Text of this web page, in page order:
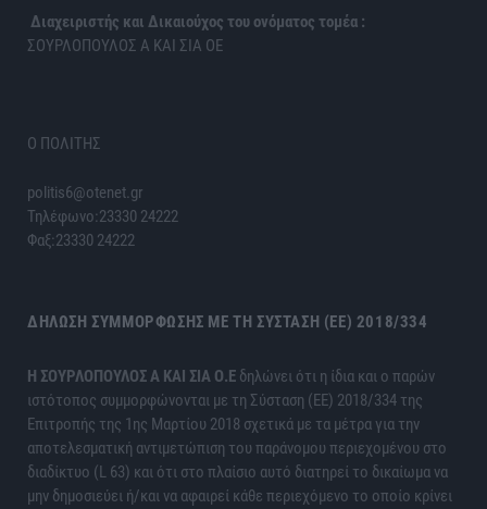
Διαχειριστής και Δικαιούχος του ονόματος τομέα :
ΣΟΥΡΛΟΠΟΥΛΟΣ Α ΚΑΙ ΣΙΑ ΟΕ
Ο ΠΟΛΙΤΗΣ
politis6@otenet.gr
Τηλέφωνο:23330 24222
Φαξ:23330 24222
ΔΉΛΩΣΗ ΣΥΜΜΌΡΦΩΣΗΣ ΜΕ ΤΗ ΣΎΣΤΑΣΗ (ΕΕ) 2018/334
H ΣΟΥΡΛΟΠΟΥΛΟΣ Α ΚΑΙ ΣΙΑ Ο.Ε δηλώνει ότι η ίδια και ο παρών
ιστότοπος συμμορφώνονται με τη Σύσταση (ΕΕ) 2018/334 της
Επιτροπής της 1ης Μαρτίου 2018 σχετικά με τα μέτρα για την
αποτελεσματική αντιμετώπιση του παράνομου περιεχομένου στο
διαδίκτυο (L 63) και ότι στο πλαίσιο αυτό διατηρεί το δικαίωμα να
μην δημοσιεύει ή/και να αφαιρεί κάθε περιεχόμενο το οποίο κρίνει